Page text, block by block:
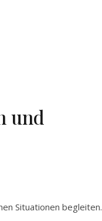
und
Situationen begleiten.